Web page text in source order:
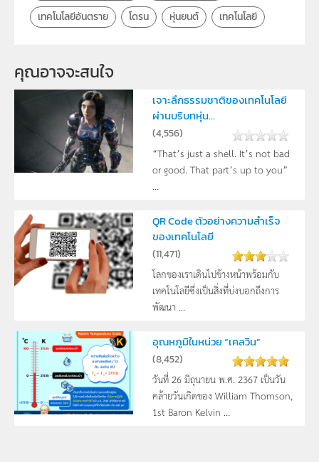
เทคโนโลยีอันตราย
โดรน หุ่นยนต์ เทคโนโลยี
คุณอาจจะสนใจ
เจาะลึกธรรมชาติของเทคโนโลยี
ผ่านบริบทหุ่น...
(4,556)
“That’s just a shell. It’s not bad
or good. That part’s up to you”
...
QR Code ตัวอย่างความสำเร็จ
ของเทคโนโลยี
(11,471)
โลกของเราเดินไปข้างหน้าพร้อมกับ
เทคโนโลยีซึ่งเป็นสิ่งที่บ่งบอกถึงการ
พัฒนา ...
อุณหภูมิในหน่วย “เคลวิน”
(8,452)
วันที่ 26 มิถุนายน พ.ศ. 2367 เป็นวัน
คล้ายวันเกิดของ William Thomson,
1st Baron Kelvin ...